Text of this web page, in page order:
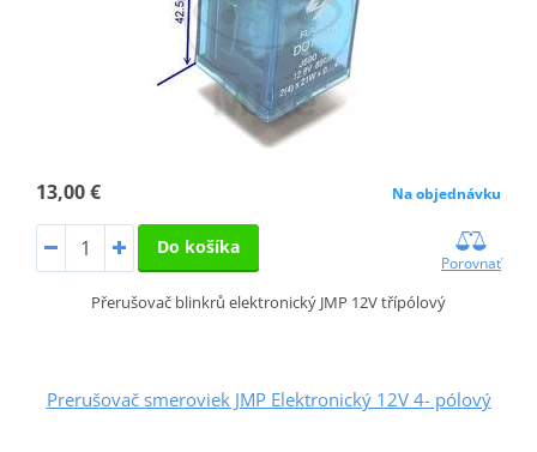
13,00 € Na objednávku
Do košíka
Porovnať
Přerušovač blinkrů elektronický JMP 12V třípólový
Prerušovač smeroviek JMP Elektronický 12V 4- pólový